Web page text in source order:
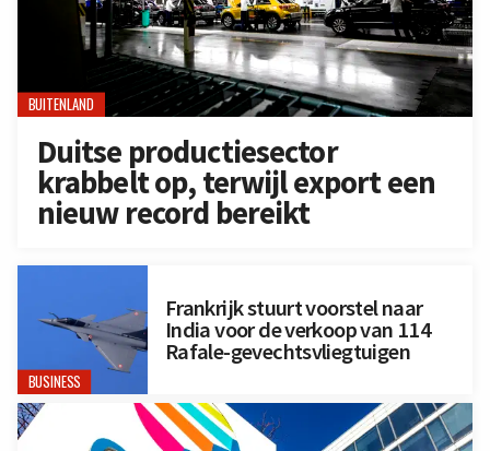
BUITENLAND
Duitse productiesector
krabbelt op, terwijl export een
nieuw record bereikt
BUSINESS
Frankrijk stuurt voorstel naar
India voor de verkoop van 114
Rafale-gevechtsvliegtuigen